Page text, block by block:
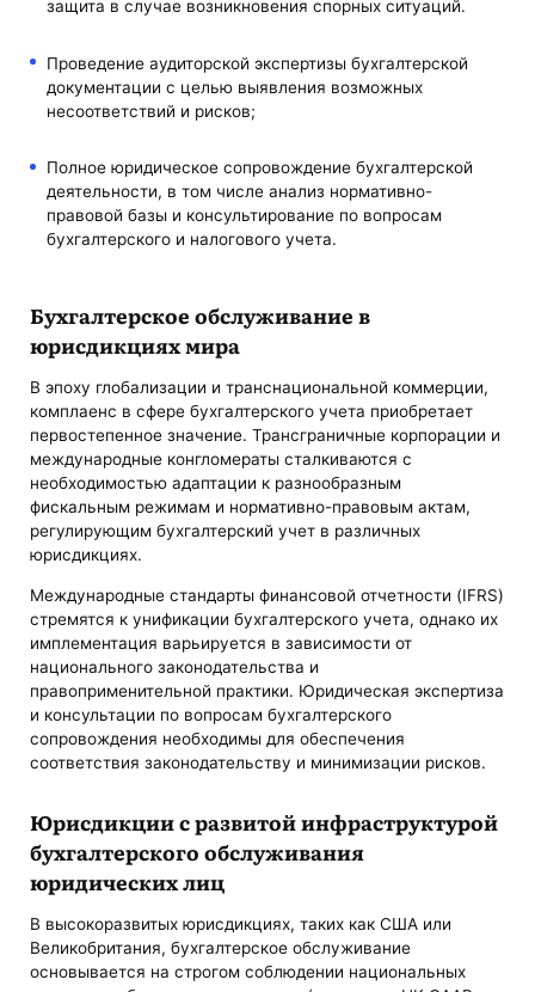
защита в случае возникновения спорных ситуаций.
Проведение аудиторской экспертизы бухгалтерской
документации с целью выявления возможных
несоответствий и рисков;
Полное юридическое сопровождение бухгалтерской
деятельности, в том числе анализ нормативно-
правовой базы и консультирование по вопросам
бухгалтерского и налогового учета.
Бухгалтерское обслуживание в
юрисдикциях мира
В эпоху глобализации и транснациональной коммерции,
комплаенс в сфере бухгалтерского учета приобретает
первостепенное значение. Трансграничные корпорации и
международные конгломераты сталкиваются с
необходимостью адаптации к разнообразным
фискальным режимам и нормативно-правовым актам,
регулирующим бухгалтерский учет в различных
юрисдикциях.
Международные стандарты финансовой отчетности (IFRS)
стремятся к унификации бухгалтерского учета, однако их
имплементация варьируется в зависимости от
национального законодательства и
правоприменительной практики. Юридическая экспертиза
и консультации по вопросам бухгалтерского
сопровождения необходимы для обеспечения
соответствия законодательству и минимизации рисков.
Юрисдикции с развитой инфраструктурой
бухгалтерского обслуживания
юридических лиц
В высокоразвитых юрисдикциях, таких как США или
Великобритания, бухгалтерское обслуживание
основывается на строгом соблюдении национальных